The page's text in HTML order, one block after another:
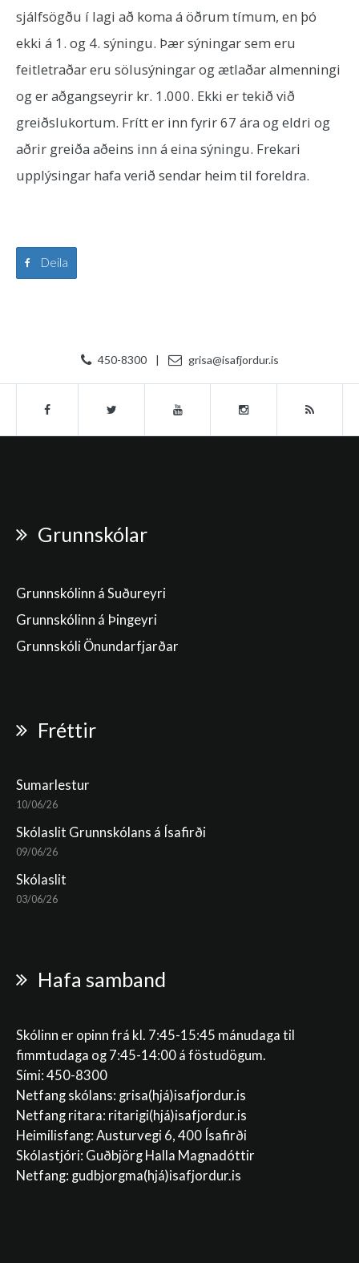
sjálfsögðu í lagi að koma á öðrum tímum, en þó
ekki á 1. og 4. sýningu. Þær sýningar sem eru
feitletraðar eru sölusýningar og ætlaðar almenningi
og er aðgangseyrir kr. 1.000. Ekki er tekið við
greiðslukortum. Frítt er inn fyrir 67 ára og eldri og
aðrir greiða aðeins inn á eina sýningu. Frekari
upplýsingar hafa verið sendar heim til foreldra.
Deila
450-8300 | grisa@isafjordur.is
Grunnskólar
Grunnskólinn á Suðureyri
Grunnskólinn á Þingeyri
Grunnskóli Önundarfjarðar
Fréttir
Sumarlestur
10/06/26
Skólaslit Grunnskólans á Ísafirði
09/06/26
Skólaslit
03/06/26
Hafa samband
Skólinn er opinn frá kl. 7:45-15:45 mánudaga til
fimmtudaga og 7:45-14:00 á föstudögum.
Sími: 450-8300
Netfang skólans: grisa(hjá)isafjordur.is
Netfang ritara: ritarigi(hjá)isafjordur.is
Heimilisfang: Austurvegi 6, 400 Ísafirði
Skólastjóri: Guðbjörg Halla Magnadóttir
Netfang: gudbjorgma(hjá)isafjordur.is